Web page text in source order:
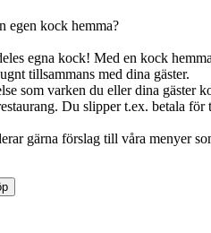
egen kock hemma?
egna kock! Med en kock
tillsammans med dina gäster.
som varken du eller dina gäster
Du slipper t.ex. betala för
gärna förslag till våra menyer